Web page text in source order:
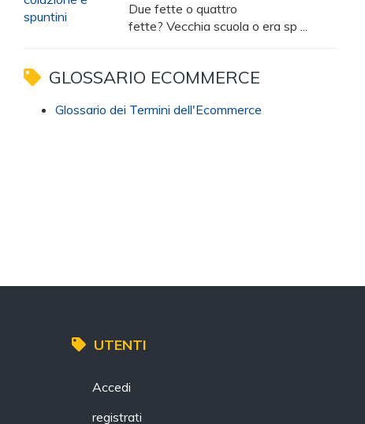
Due fette o quattro
fette? Vecchia scuola o era sp ...
GLOSSARIO ECOMMERCE
Glossario dei Termini dell'Ecommerce
UTENTI
Accedi
registrati